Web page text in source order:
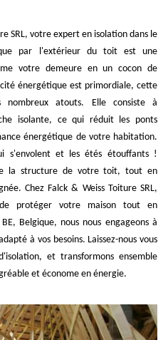
SRL, votre expert en isolation dans le
par l'extérieur du toit est une
votre demeure en un cocon de
énergétique est primordiale, cette
nombreux atouts. Elle consiste à
isolante, ce qui réduit les ponts
énergétique de votre habitation.
s'envolent et les étés étouffants !
la structure de votre toit, tout en
Chez Falck & Weiss Toiture SRL,
de protéger votre maison tout en
Belgique, nous nous engageons à
à vos besoins. Laissez-nous vous
et transformons ensemble
et économe en énergie.